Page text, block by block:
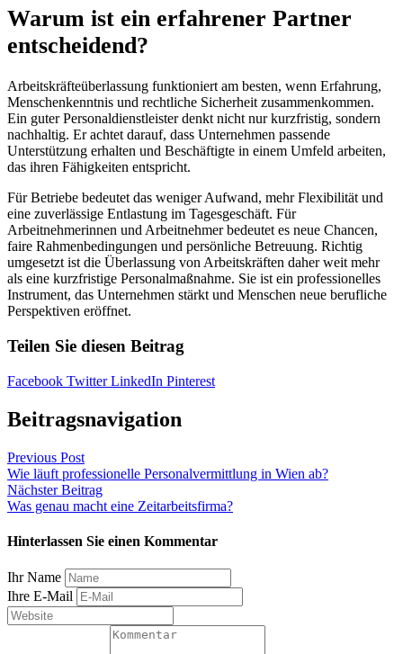
Warum ist ein erfahrener Partner
entscheidend?
Arbeitskräfteüberlassung funktioniert am besten, wenn Erfahrung,
Menschenkenntnis und rechtliche Sicherheit zusammenkommen.
Ein guter Personaldienstleister denkt nicht nur kurzfristig, sondern
nachhaltig. Er achtet darauf, dass Unternehmen passende
Unterstützung erhalten und Beschäftigte in einem Umfeld arbeiten,
das ihren Fähigkeiten entspricht.
Für Betriebe bedeutet das weniger Aufwand, mehr Flexibilität und
eine zuverlässige Entlastung im Tagesgeschäft. Für
Arbeitnehmerinnen und Arbeitnehmer bedeutet es neue Chancen,
faire Rahmenbedingungen und persönliche Betreuung. Richtig
umgesetzt ist die Überlassung von Arbeitskräften daher weit mehr
als eine kurzfristige Personalmaßnahme. Sie ist ein professionelles
Instrument, das Unternehmen stärkt und Menschen neue berufliche
Perspektiven eröffnet.
Teilen Sie diesen Beitrag
Facebook TwitterLinkedIn Pinterest
Beitragsnavigation
Previous Post
Wie läuft professionelle Personalvermittlung in Wien ab?
Nächster Beitrag
Was genau macht eine Zeitarbeitsfirma?
Hinterlassen Sie einen Kommentar
Ihr Name
Ihre E-Mail